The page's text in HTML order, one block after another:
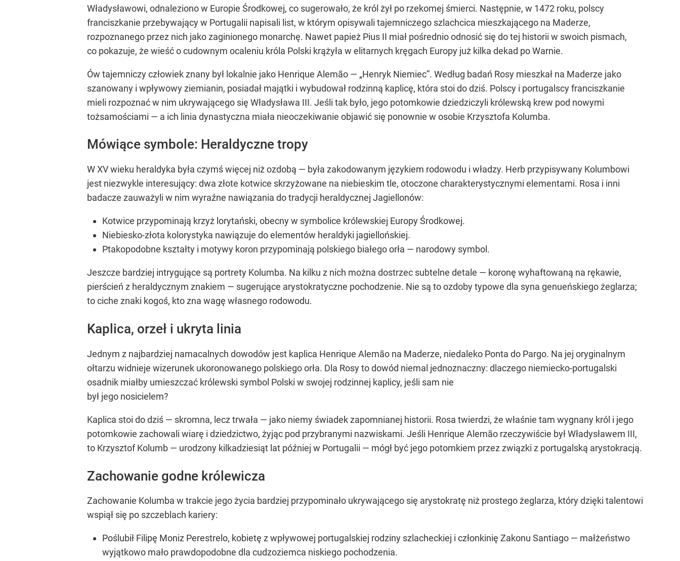
Władysławowi, odnaleziono w Europie Środkowej, co sugerowało, że król żył po rzekomej śmierci. Następnie, w 1472 roku, polscy
franciszkanie przebywający w Portugalii napisali list, w którym opisywali tajemniczego szlachcica mieszkającego na Maderze,
rozpoznanego przez nich jako zaginionego monarchę. Nawet papież Pius II miał pośrednio odnosić się do tej historii w swoich pismach,
co pokazuje, że wieść o cudownym ocaleniu króla Polski krążyła w elitarnych kręgach Europy już kilka dekad po Warnie.
Ów tajemniczy człowiek znany był lokalnie jako Henrique Alemão — „Henryk Niemiec”. Według badań Rosy mieszkał na Maderze jako
szanowany i wpływowy ziemianin, posiadał majątki i wybudował rodzinną kaplicę, która stoi do dziś. Polscy i portugalscy franciszkanie
mieli rozpoznać w nim ukrywającego się Władysława III. Jeśli tak było, jego potomkowie dziedziczyli królewską krew pod nowymi
tożsamościami — a ich linia dynastyczna miała nieoczekiwanie objawić się ponownie w osobie Krzysztofa Kolumba.
Mówiące symbole: Heraldyczne tropy
W XV wieku heraldyka była czymś więcej niż ozdobą — była zakodowanym językiem rodowodu i władzy. Herb przypisywany Kolumbowi
jest niezwykle interesujący: dwa złote kotwice skrzyżowane na niebieskim tle, otoczone charakterystycznymi elementami. Rosa i inni
badacze zauważyli w nim wyraźne nawiązania do tradycji heraldycznej Jagiellonów:
Kotwice przypominają krzyż lorytański, obecny w symbolice królewskiej Europy Środkowej.
Niebiesko-złota kolorystyka nawiązuje do elementów heraldyki jagiellońskiej.
Ptakopodobne kształty i motywy koron przypominają polskiego białego orła — narodowy symbol.
Jeszcze bardziej intrygujące są portrety Kolumba. Na kilku z nich można dostrzec subtelne detale — koronę wyhaftowaną na rękawie,
pierścień z heraldycznym znakiem — sugerujące arystokratyczne pochodzenie. Nie są to ozdoby typowe dla syna genueńskiego żeglarza;
to ciche znaki kogoś, kto zna wagę własnego rodowodu.
Kaplica, orzeł i ukryta linia
Jednym z najbardziej namacalnych dowodów jest kaplica Henrique Alemão na Maderze, niedaleko Ponta do Pargo. Na jej oryginalnym
ołtarzu widnieje wizerunek ukoronowanego polskiego orła. Dla Rosy to dowód niemal jednoznaczny: dlaczego niemiecko-portugalski
osadnik miałby umieszczać królewski symbol Polski w swojej rodzinnej kaplicy, jeśli sam nie
był jego nosicielem?
Kaplica stoi do dziś — skromna, lecz trwała — jako niemy świadek zapomnianej historii. Rosa twierdzi, że właśnie tam wygnany król i jego
potomkowie zachowali wiarę i dziedzictwo, żyjąc pod przybranymi nazwiskami. Jeśli Henrique Alemão rzeczywiście był Władysławem III,
to Krzysztof Kolumb — urodzony kilkadziesiąt lat później w Portugalii — mógł być jego potomkiem przez związki z portugalską arystokracją.
Zachowanie godne królewicza
Zachowanie Kolumba w trakcie jego życia bardziej przypominało ukrywającego się arystokratę niż prostego żeglarza, który dzięki talentowi
wspiął się po szczeblach kariery:
Poślubił Filipę Moniz Perestrelo, kobietę z wpływowej portugalskiej rodziny szlacheckiej i członkinię Zakonu Santiago — małżeństwo
wyjątkowo mało prawdopodobne dla cudzoziemca niskiego pochodzenia.